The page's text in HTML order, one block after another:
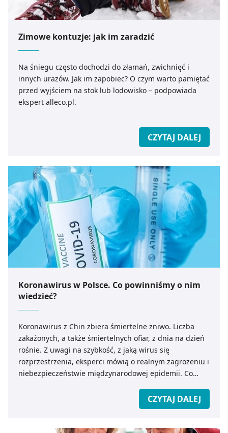
Zimowe kontuzje: jak im zaradzić
Na śniegu często dochodzi do złamań, zwichnięć i
innych urazów. Jak im zapobiec? O czym warto pamiętać
przed wyjściem na stok lub lodowisko – podpowiada
ekspert alleco.pl.
CZYTAJ DALEJ
Koronawirus w Polsce. Co powinniśmy o nim
wiedzieć?
Koronawirus z Chin zbiera śmiertelne żniwo. Liczba
zakażonych, a także śmiertelnych ofiar, z dnia na dzień
rośnie. Z uwagi na szybkość, z jaką wirus się
rozprzestrzenia, eksperci mówią o realnym zagrożeniu i
niebezpieczeństwie międzynarodowej epidemii. Co
CZYTAJ DALEJ